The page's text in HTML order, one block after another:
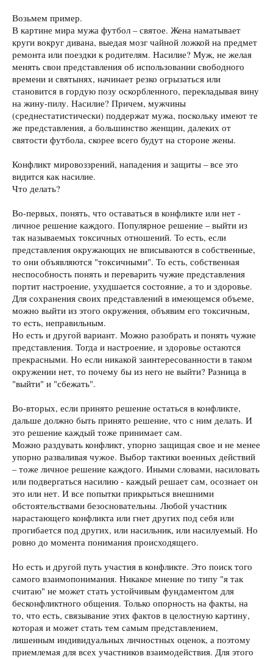
Возьмем пример.
В картине мира мужа футбол – святое. Жена наматывает
круги вокруг дивана, выедая мозг чайной ложкой на предмет
ремонта или поездки к родителям. Насилие? Муж, не желая
менять свои представления об использовании свободного
времени и святынях, начинает резко огрызаться или
становится в гордую позу оскорбленного, перекладывая вину
на жину-пилу. Насилие? Причем, мужчины
(среднестатистически) поддержат мужа, поскольку имеют те
же представления, а большинство женщин, далеких от
святости футбола, скорее всего будут на стороне жены.
Конфликт мировоззрений, нападения и защиты – все это
видится как насилие.
Что делать?
Во-первых, понять, что оставаться в конфликте или нет -
личное решение каждого. Популярное решение – выйти из
так называемых токсичных отношений. То есть, если
представления окружающих не вписываются в собственные,
то они объявляются "токсичными". То есть, собственная
неспособность понять и переварить чужие представления
портит настроение, ухудшается состояние, а то и здоровье.
Для сохранения своих представлений в имеющемся объеме,
можно выйти из этого окружения, объявим его токсичным,
то есть, неправильным.
Но есть и другой вариант. Можно разобрать и понять чужие
представления. Тогда и настроение, и здоровье остаются
прекрасными. Но если никакой заинтересованности в таком
окружении нет, то почему бы из него не выйти? Разница в
"выйти" и "сбежать".
Во-вторых, если принято решение остаться в конфликте,
дальше должно быть принято решение, что с ним делать. И
это решение каждый тоже принимает сам.
Можно раздувать конфликт, упорно защищая свое и не менее
упорно разваливая чужое. Выбор тактики военных действий
– тоже личное решение каждого. Иными словами, насиловать
или подвергаться насилию - каждый решает сам, осознает он
это или нет. И все попытки прикрыться внешними
обстоятельствами безосновательны. Любой участник
нарастающего конфликта или гнет других под себя или
прогибается под других, или насильник, или насилуемый. Но
ровно до момента понимания происходящего.
Но есть и другой путь участия в конфликте. Это поиск того
самого взаимопонимания. Никакое мнение по типу "я так
считаю" не может стать устойчивым фундаментом для
бесконфликтного общения. Только опорность на факты, на
то, что есть, связывание этих фактов в целостную картину,
которая и может стать тем самым представлением,
лишенным индивидуальных личностных оценок, а поэтому
приемлемая для всех участников взаимодействия. Для этого